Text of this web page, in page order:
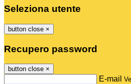
Seleziona utente
button close ×
Recupero password
button close ×
E-mail